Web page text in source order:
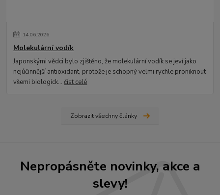
14.06.2026
Molekulární vodík
Japonskými vědci bylo zjištěno, že molekulární vodík se jeví jako
nejúčinnější antioxidant, protože je schopný velmi rychle proniknout
všemi biologick...číst celé
Zobrazit všechny články
Nepropásněte novinky, akce a
slevy!